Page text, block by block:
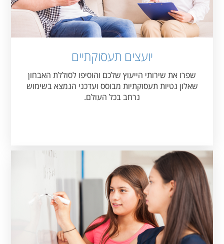
יועצים תעסוקתיים
שפרו את שירותי הייעוץ שלכם והוסיפו לסוללת האבחון
שאלון נטיות תעסוקתיות מבוסס ועדכני הנמצא בשימוש
נרחב בכל העולם.